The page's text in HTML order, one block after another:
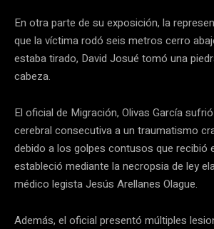
En otra parte de su exposición, la
que la víctima rodó seis metros cerro
estaba tirado, David Josué tomó una
cabeza.
El oficial de Migración, Olivas García
cerebral consecutiva a un traumatismo
debido a los golpes contusos que recibió
estableció mediante la necropsia de ley
médico legista Jesús Arellanes Olague.
Además, el oficial presentó múltiples